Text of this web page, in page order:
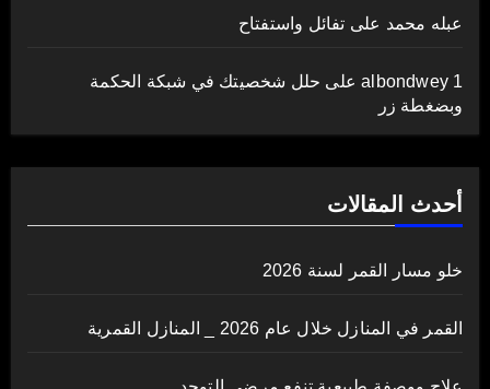
عبله محمد على تفائل واستفتاح
albondwey 1على حلل شخصيتك في شبكة الحكمة
وبضغطة زر
أحدث المقالات
خلو مسار القمر لسنة 2026
القمر في المنازل خلال عام 2026 _ المنازل القمرية